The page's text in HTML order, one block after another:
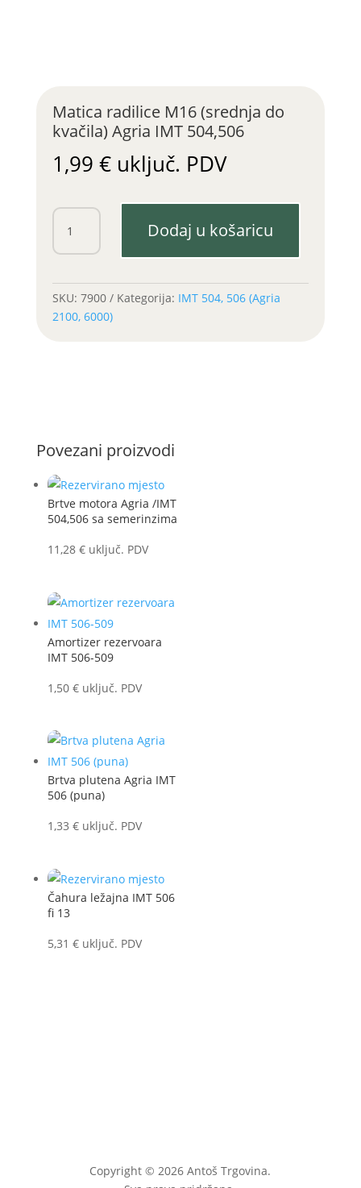
Matica radilice M16 (srednja do
kvačila) Agria IMT 504,506
1,99 € uključ. PDV
Matica
radilice
M16
Agria
Dodaj u košaricu
SKU: 7900 Kategorija: IMT 504, 506 (Agria
2100, 6000)
Povezani proizvodi
Brtve motora Agria /IMT
504,506 sa semerinzima
11,28 € uključ. PDV
Amortizer rezervoara
IMT 506-509
1,50 € uključ. PDV
Brtva plutena Agria IMT
506 (puna)
1,33 € uključ. PDV
Čahura ležajna IMT 506
fi 13
5,31 € uključ. PDV
Copyright © 2026 Antoš Trgovina.